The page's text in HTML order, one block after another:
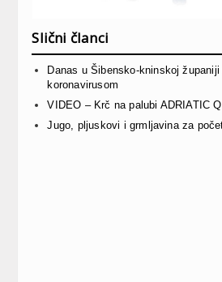
Slični članci
Danas u Šibensko-kninskoj
koronavirusom
VIDEO – Krč na palubi ADRIATIC
Jugo, pljuskovi i grmljavina za